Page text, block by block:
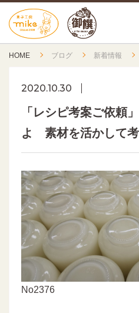
HOME ブログ 新着情報
2020.10.30
「レシピ考案ご依頼
よ 素材を活かして
No2376